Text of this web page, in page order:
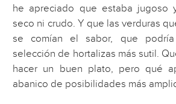
he apreciado que estaba jugoso
seco ni crudo. Y que las verduras
se comían el sabor, que
selección de hortalizas más sutil.
hacer un buen plato, pero qué
abanico de posibilidades más